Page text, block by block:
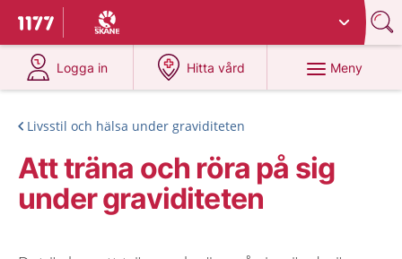
Till startsidan för 1177
Du har valt region
Logga in
på 1177.se
Hitta vård
på 1177.se
Meny
Livsstil och hälsa under graviditeten
Att träna och röra på sig
under graviditeten